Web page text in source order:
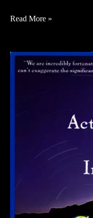
O
do
Infinito
Read More »